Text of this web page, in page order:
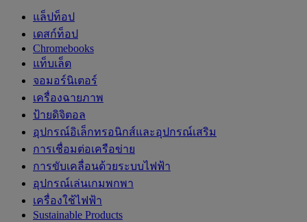
แล็ปท็อป
เดสก์ท็อป
Chromebooks
แท็บเล็ต
จอมอร์นิเตอร์
เครื่องฉายภาพ
ป้ายดิจิตอล
อุปกรณ์อิเล็กทรอนิกส์และอุปกรณ์เสริม
การเชื่อมต่อเครือข่าย
การขับเคลื่อนด้วยระบบไฟฟ้า
อุปกรณ์เล่นเกมพกพา
เครื่องใช้ไฟฟ้า
‌Sustainable Products